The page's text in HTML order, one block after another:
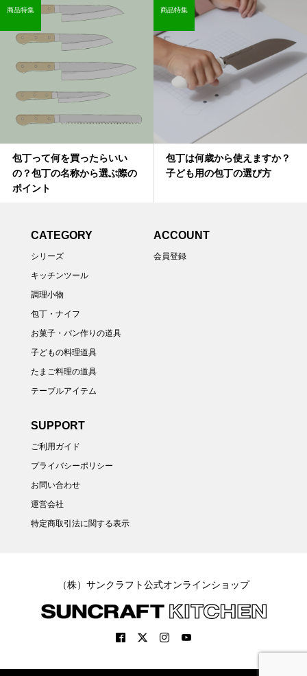
包丁って何を買ったらいい
の？包丁の名称から選ぶ際の
ポイント
商品特集
包丁は何歳から使えますか？
子ども用の包丁の選び方
商品特集
CATEGORY
シリーズ
キッチンツール
調理小物
包丁・ナイフ
お菓子・パン作りの道具
子どもの料理道具
たまご料理の道具
テーブルアイテム
ACCOUNT
会員登録
SUPPORT
ご利用ガイド
プライバシーポリシー
お問い合わせ
運営会社
特定商取引法に関する表示
（株）サンクラフト公式オンラインショップ